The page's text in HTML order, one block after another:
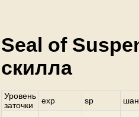
Seal of
скилла
Уровень
заточки
exp sp